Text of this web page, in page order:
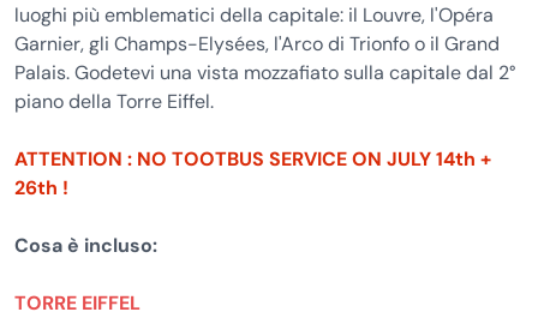
luoghi più emblematici della capitale: il Louvre, l'Opéra
Garnier, gli Champs-Elysées, l'Arco di Trionfo o il Grand
Palais. Godetevi una vista mozzafiato sulla capitale dal 2°
piano della Torre Eiffel.
ATTENTION : NO TOOTBUS SERVICE ON JULY 14th +
26th !
Cosa è incluso:
TORRE EIFFEL